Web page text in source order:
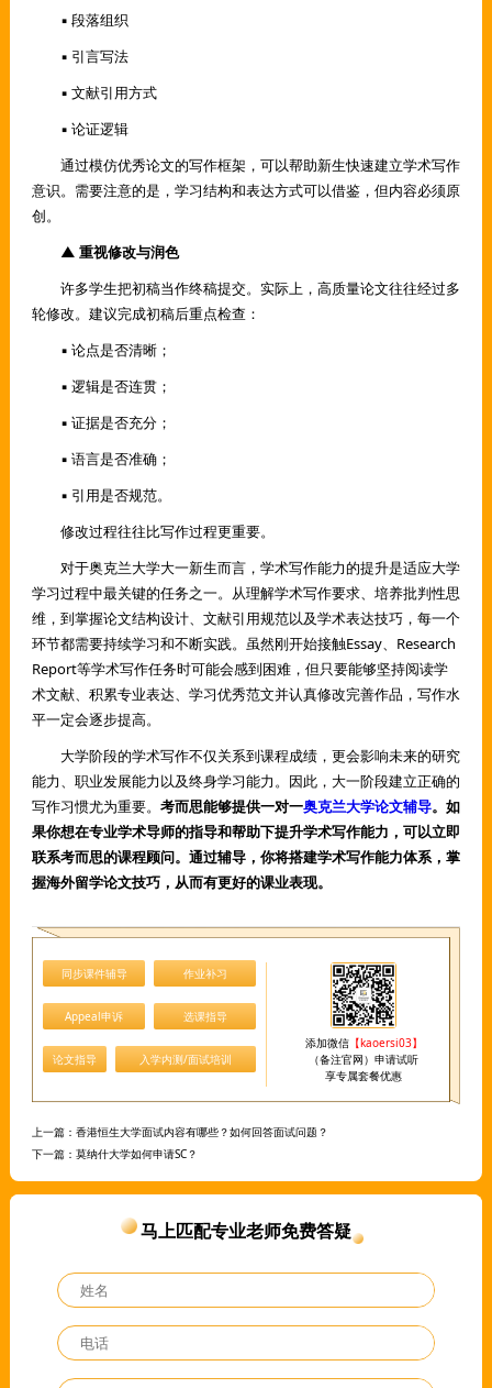
▪ 段落组织
▪ 引言写法
▪ 文献引用方式
▪ 论证逻辑
通过模仿优秀论文的写作框架，可以帮助新生快速建立学术写作
意识。需要注意的是，学习结构和表达方式可以借鉴，但内容必须原
创。
▲ 重视修改与润色
许多学生把初稿当作终稿提交。实际上，高质量论文往往经过多
轮修改。建议完成初稿后重点检查：
▪ 论点是否清晰；
▪ 逻辑是否连贯；
▪ 证据是否充分；
▪ 语言是否准确；
▪ 引用是否规范。
修改过程往往比写作过程更重要。
对于奥克兰大学大一新生而言，学术写作能力的提升是适应大学
学习过程中最关键的任务之一。从理解学术写作要求、培养批判性思
维，到掌握论文结构设计、文献引用规范以及学术表达技巧，每一个
环节都需要持续学习和不断实践。虽然刚开始接触Essay、Research
Report等学术写作任务时可能会感到困难，但只要能够坚持阅读学
术文献、积累专业表达、学习优秀范文并认真修改完善作品，写作水
平一定会逐步提高。
大学阶段的学术写作不仅关系到课程成绩，更会影响未来的研究
能力、职业发展能力以及终身学习能力。因此，大一阶段建立正确的
写作习惯尤为重要。 考而思能够提供一对一奥克兰大学论文辅导。如
果你想在专业学术导师的指导和帮助下提升学术写作能力，可以立即
联系考而思的课程顾问。通过辅导，你将搭建学术写作能力体系，掌
握海外留学论文技巧，从而有更好的课业表现。
同步课件辅导 作业补习
Appeal申诉 选课指导
论文指导 入学内测/面试培训
添加微信【kaoersi03】
（备注官网）申请试听
享专属套餐优惠
上一篇： 香港恒生大学面试内容有哪些？如何回答面试问题？
下一篇： 莫纳什大学如何申请SC？
马上匹配专业老师免费答疑